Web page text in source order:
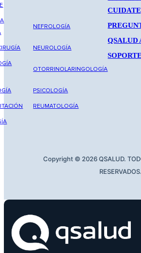
NEFROLOGÍA
NEUROLOGÍA
OTORRINOLARINGOLOGÍA
PSICOLOGÍA
REUMATOLOGÍA
CUIDATE
QSALUD
Copyright © 2026 QSALUD.
RESERVADOS.